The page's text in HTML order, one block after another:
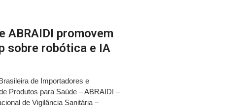
ABRAIDI promovem
sobre robótica e IA
de Importadores e
Produtos para Saúde – ABRAIDI –
de Vigilância Sanitária –